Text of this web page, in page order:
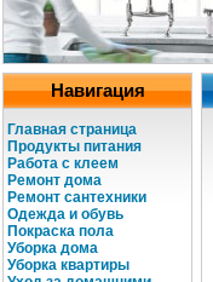
Навигация
Главная страница
Продукты питания
Работа с клеем
Ремонт дома
Ремонт сантехники
Одежда и обувь
Покраска пола
Уборка дома
Уборка квартиры